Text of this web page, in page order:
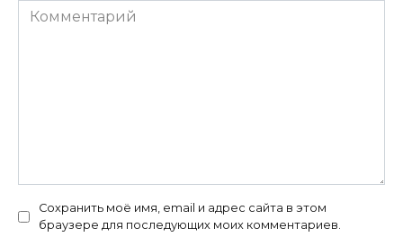
Комментарий
Сохранить моё имя, email и адрес сайта в этом
браузере для последующих моих комментариев.